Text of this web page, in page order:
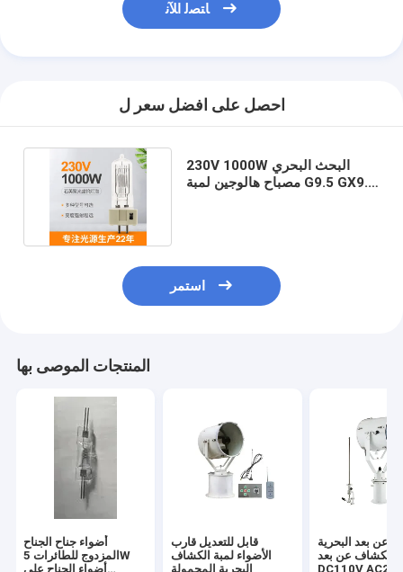
ﺎﺘﺼﻟ ﺍﻶﻧ
احصل على افضل سعر ل
230V 1000W البحث البحري
مصباح هالوجين لمبة G9.5 GX9.5
استمر
المنتجات الموصى بها
أضواء جناح الجناح
المزدوج للطائرات 5W
أضواء الجناح على
قابل للتعديل قارب
الأضواء لمبة الكشاف
البحرية المحمولة
عن بعد البحرية
الكشاف عن بعد
DC110V